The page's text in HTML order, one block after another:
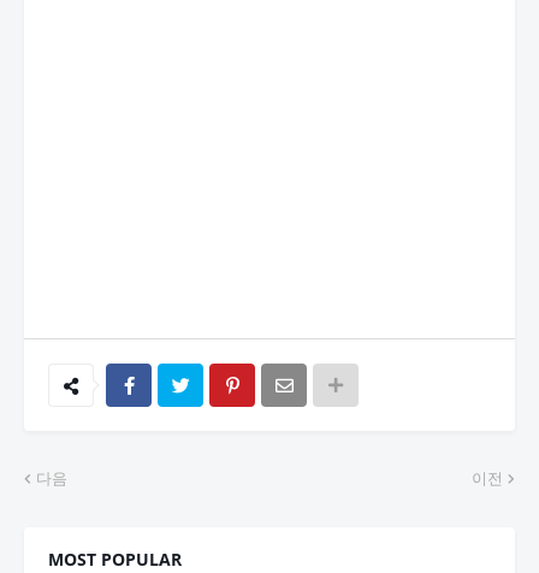
다음 이전
MOST POPULAR